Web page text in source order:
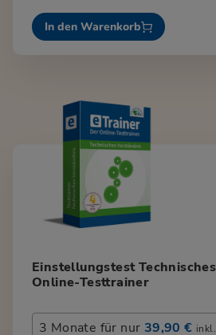
In den Warenkorb
Einstellungstest
Online-Testtrainer
3 Monate für nur 39,90 €